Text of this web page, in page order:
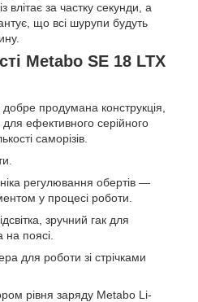
влітає за частку секунди, а
що всі шурупи будуть
Metabo SE 18 LTX
продумана конструкція,
ефективного серійного
саморізів.
регулювання обертів —
у процесі роботи.
зручний гак для
поясі.
для роботи зі стрічками
рівня заряду Metabo Li-